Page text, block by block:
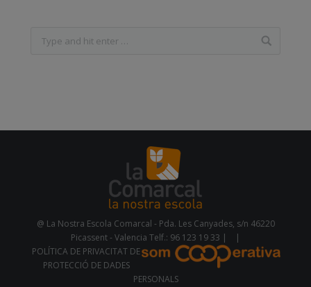
@ La Nostra Escola Comarcal - Pda. Les Canyades, s/n 46220
Picassent - Valencia Telf.: 96 123 19 33 |
|
POLÍTICA DE PRIVACITAT DE
PROTECCIÓ DE DADES
PERSONALS